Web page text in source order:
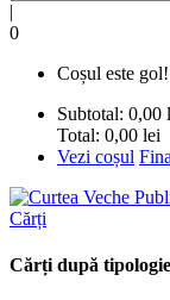
|
0
Coșul este gol!
Subtotal: 0,00
Total: 0,00 lei
Vezi coșul
Cărți
Cărți după tipologie